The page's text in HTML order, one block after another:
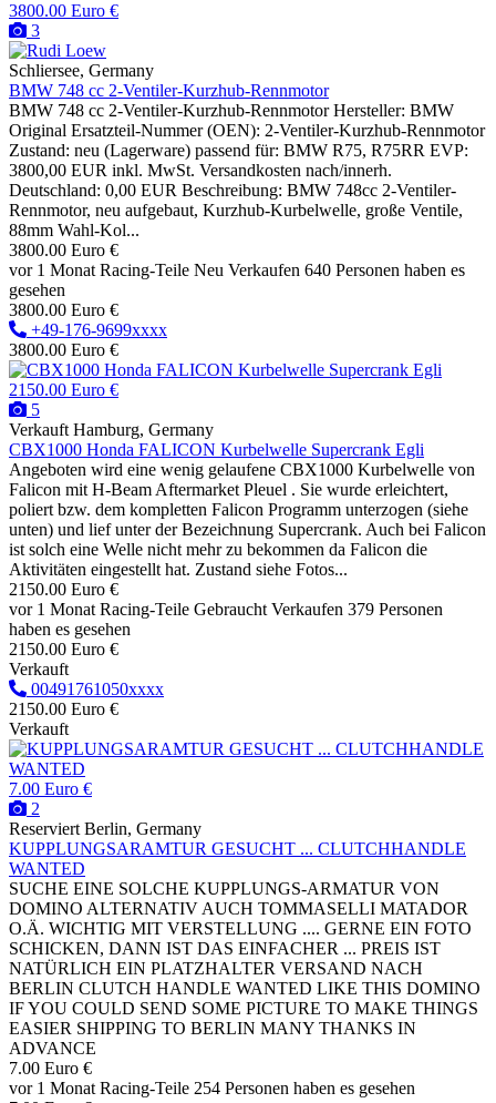
3800.00 Euro €
3
Schliersee, Germany
BMW 748 cc 2-Ventiler-Kurzhub-Rennmotor
BMW 748 cc 2-Ventiler-Kurzhub-Rennmotor Hersteller: BMW
Original Ersatzteil-Nummer (OEN): 2-Ventiler-Kurzhub-Rennmotor
Zustand: neu (Lagerware) passend für: BMW R75, R75RR EVP:
3800,00 EUR inkl. MwSt. Versandkosten nach/innerh.
Deutschland: 0,00 EUR Beschreibung: BMW 748cc 2-Ventiler-
Rennmotor, neu aufgebaut, Kurzhub-Kurbelwelle, große Ventile,
88mm Wahl-Kol...
3800.00 Euro €
vor 1 Monat Racing-Teile Neu Verkaufen 640 Personen haben es
gesehen
3800.00 Euro €
+49-176-9699xxxx
3800.00 Euro €
2150.00 Euro €
5
Verkauft Hamburg, Germany
CBX1000 Honda FALICON Kurbelwelle Supercrank Egli
Angeboten wird eine wenig gelaufene CBX1000 Kurbelwelle von
Falicon mit H-Beam Aftermarket Pleuel . Sie wurde erleichtert,
poliert bzw. dem kompletten Falicon Programm unterzogen (siehe
unten) und lief unter der Bezeichnung Supercrank. Auch bei Falicon
ist solch eine Welle nicht mehr zu bekommen da Falicon die
Aktivitäten eingestellt hat. Zustand siehe Fotos...
2150.00 Euro €
vor 1 Monat Racing-Teile Gebraucht Verkaufen 379 Personen
haben es gesehen
2150.00 Euro €
Verkauft
00491761050xxxx
2150.00 Euro €
Verkauft
7.00 Euro €
2
Reserviert Berlin, Germany
KUPPLUNGSARAMTUR GESUCHT ... CLUTCHHANDLE
WANTED
SUCHE EINE SOLCHE KUPPLUNGS-ARMATUR VON
DOMINO ALTERNATIV AUCH TOMMASELLI MATADOR
O.Ä. WICHTIG MIT VERSTELLUNG .... GERNE EIN FOTO
SCHICKEN, DANN IST DAS EINFACHER ... PREIS IST
NATÜRLICH EIN PLATZHALTER VERSAND NACH
BERLIN CLUTCH HANDLE WANTED LIKE THIS DOMINO
IF YOU COULD SEND SOME PICTURE TO MAKE THINGS
EASIER SHIPPING TO BERLIN MANY THANKS IN
ADVANCE
7.00 Euro €
vor 1 Monat Racing-Teile 254 Personen haben es gesehen